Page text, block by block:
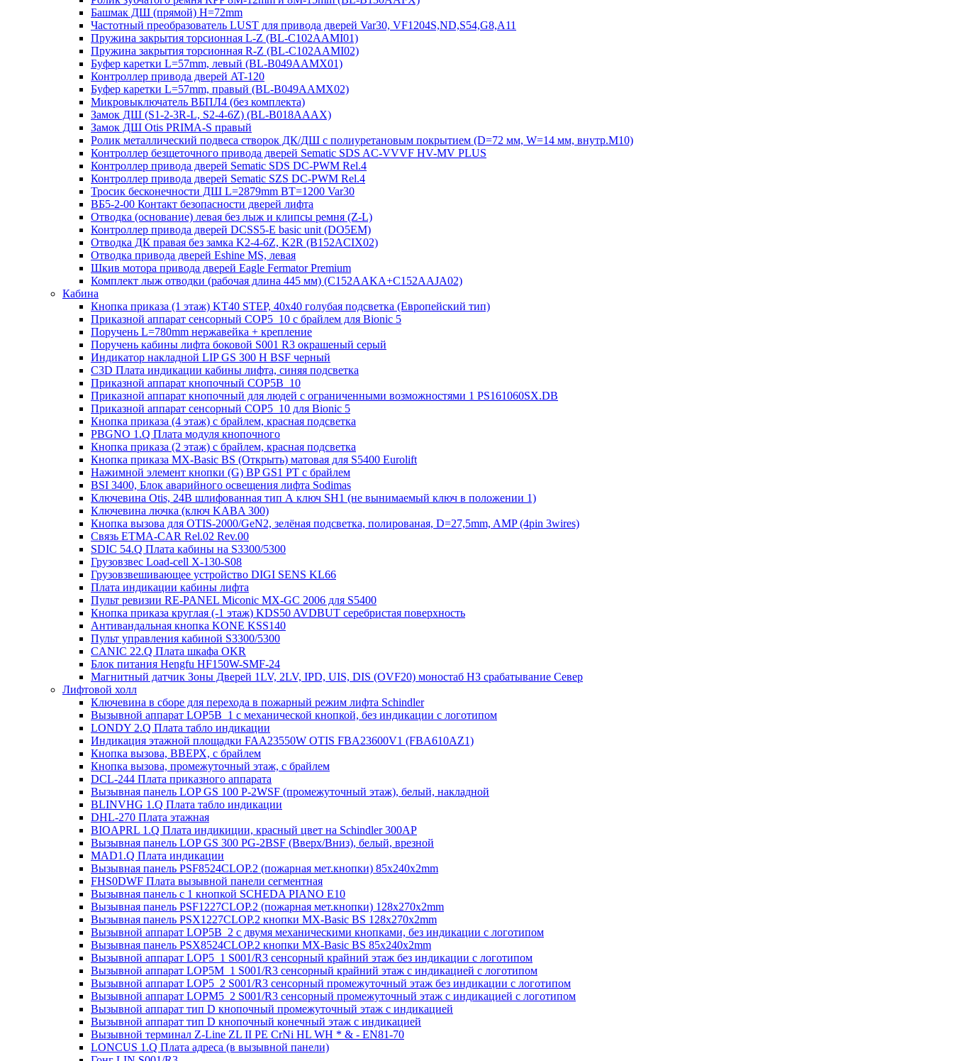
Башмак ДШ (прямой) H=72mm
Частотный преобразователь LUST для привода дверей Var30, VF1204S,ND,S54,G8,A11
Пружина закрытия торсионная L-Z (BL-C102AAMI01)
Пружина закрытия торсионная R-Z (BL-C102AAMI02)
Буфер каретки L=57mm, левый (BL-B049AAMX01)
Контроллер привода дверей AT-120
Буфер каретки L=57mm, правый (BL-B049AAMX02)
Микровыключатель ВБПЛ4 (без комплекта)
Замок ДШ (S1-2-3R-L, S2-4-6Z) (BL-B018AAAX)
Замок ДШ Otis PRIMA-S правый
Ролик металлический подвеса створок ДК/ДШ с полиуретановым покрытием (D=72 мм, W=14 мм, внутр.М10)
Контроллер безщеточного привода дверей Sematiс SDS AC-VVVF HV-MV PLUS
Контроллер привода дверей Sematic SDS DC-PWM Rel.4
Контроллер привода дверей Sematic SZS DC-PWM Rel.4
Тросик бесконечности ДШ L=2879mm BT=1200 Var30
ВБ5-2-00 Контакт безопасности дверей лифта
Отводка (основание) левая без лыж и клипсы ремня (Z-L)
Контроллер привода дверей DCSS5-E basic unit (DO5EM)
Отводка ДК правая без замка K2-4-6Z, K2R (B152ACIX02)
Отводка привода дверей Eshine MS, левая
Шкив мотора привода дверей Eagle Fermator Premium
Комплект лыж отводки (рабочая длина 445 мм) (C152AAKA+C152AAJA02)
Кабина
Кнопка приказа (1 этаж) KT40 STEP, 40х40 голубая подсветка (Европейский тип)
Приказной аппарат сенсорный COP5_10 с брайлем для Bionic 5
Поручень L=780mm нержавейка + крепление
Поручень кабины лифта боковой S001 R3 окрашеный серый
Индикатор накладной LIP GS 300 H BSF черный
C3D Плата индикации кабины лифта, синяя подсветка
Приказной аппарат кнопочный COP5B_10
Приказной аппарат кнопочный для людей с ограниченными возможностями 1 PS161060SX.DB
Приказной аппарат сенсорный COP5_10 для Bionic 5
Кнопка приказа (4 этаж) с брайлем, красная подсветка
PBGNO 1.Q Плата модуля кнопочного
Кнопка приказа (2 этаж) с брайлем, красная подсветка
Кнопка приказа MX-Basic BS (Открыть) матовая для S5400 Eurolift
Нажимной элемент кнопки (G) BP GS1 PT с брайлем
BSI 3400, Блок аварийного освещения лифта Sodimas
Ключевина Otis, 24В шлифованная тип А ключ SH1 (не вынимаемый ключ в положении 1)
Ключевина лючка (ключ KABA 300)
Кнопка вызова для OTIS-2000/GeN2, зелёная подсветка, полированая, D=27,5mm, AMP (4pin 3wires)
Связь ETMA-CAR Rel.02 Rev.00
SDIC 54.Q Плата кабины на S3300/5300
Грузовзвес Load-cell X-130-S08
Грузовзвешивающее устройство DIGI SENS KL66
Плата индикации кабины лифта
Пульт ревизии RE-PANEL Miconic MX-GC 2006 для S5400
Кнопка приказа круглая (-1 этаж) KDS50 AVDBUT серебристая поверхность
Антивандальная кнопка KONE KSS140
Пульт управления кабиной S3300/5300
CANIC 22.Q Плата шкафа OKR
Блок питания Hengfu HF150W-SMF-24
Магнитный датчик Зоны Дверей 1LV, 2LV, IPD, UIS, DIS (OVF20) моностаб НЗ срабатывание Cевер
Лифтовой холл
Ключевина в сборе для перехода в пожарный режим лифта Schindler
Вызывной аппарат LOP5B_1 с механической кнопкой, без индикации с логотипом
LONDY 2.Q Плата табло индикации
Индикация этажной площадки FAA23550W OTIS FBA23600V1 (FBA610AZ1)
Кнопка вызова, ВВЕРХ, с брайлем
Кнопка вызова, промежуточный этаж, с брайлем
DCL-244 Плата приказного аппарата
Вызывная панель LOP GS 100 P-2WSF (промежуточный этаж), белый, накладной
BLINVHG 1.Q Плата табло индикации
DHL-270 Плата этажная
BIOAPRL 1.Q Плата индикиции, красный цвет на Schindler 300AP
Вызывная панель LOP GS 300 PG-2BSF (Вверх/Вниз), белый, врезной
MAD1.Q Плата индикации
Вызывная панель PSF8524CLOP.2 (пожарная мет.кнопки) 85х240х2mm
FHS0DWF Плата вызывной панели сегментная
Вызывная панель с 1 кнопкой SCHEDA PIANO E10
Вызывная панель PSF1227CLOP.2 (пожарная мет.кнопки) 128х270х2mm
Вызывная панель PSX1227CLOP.2 кнопки MX-Basic BS 128х270х2mm
Вызывной аппарат LOP5B_2 с двумя механическими кнопками, без индикации с логотипом
Вызывная панель PSX8524CLOP.2 кнопки MX-Basic BS 85х240х2mm
Вызывной аппарат LOP5_1 S001/R3 сенсорный крайний этаж без индикации с логотипом
Вызывной аппарат LOP5M_1 S001/R3 сенсорный крайний этаж с индикацией с логотипом
Вызывной аппарат LOP5_2 S001/R3 сенсорный промежуточный этаж без индикации с логотипом
Вызывной аппарат LOPM5_2 S001/R3 сенсорный промежуточный этаж с индикацией с логотипом
Вызывной аппарат тип D кнопочный промежуточный этаж с индикацией
Вызывной аппарат тип D кнопочный конечный этаж с индикацией
Вызывной терминал Z-Line ZL II PE CrNi HL WH * & - EN81-70
LONCUS 1.Q Плата адреса (в вызывной панели)